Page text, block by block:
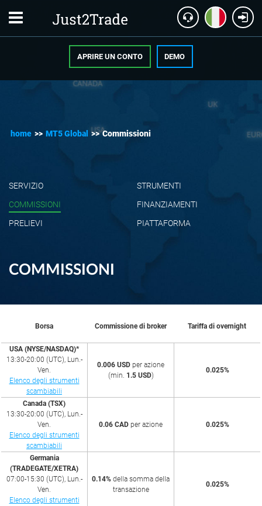
APRIRE UN CONTO DEMO
home >> MT5 Global >> Commissioni
SERVIZIO
STRUMENTI
COMMISSIONI
FINANZIAMENTI
PRELIEVI
PIATTAFORMA
COMMISSIONI
Borsa Commissione di broker Tariffa di overnight
USA (NYSE/NASDAQ)*
13:30-20:00 (UTC), Lun.-
Ven.
Elenco degli strumenti
scambiabili
0.006 USD per azione
(min. 1.5 USD)
0.025%
Canada (TSX)
13:30-20:00 (UTC), Lun.-
Ven.
Elenco degli strumenti
scambiabili
0.06 CAD per azione 0.025%
Germania
(TRADEGATE/XETRA)
07:00-15:30 (UTC), Lun.-
Ven.
Elenco degli strumenti
0.14% della somma della
transazione
0.025%